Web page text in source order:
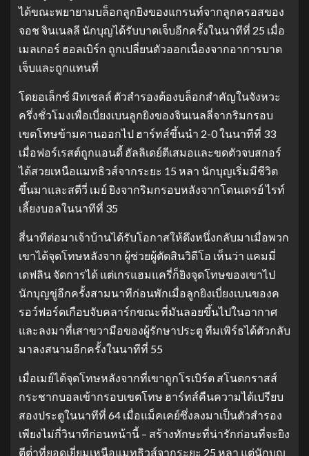
ได้ขณะพยายามบล็อกลูกยิงของแกรนท์จากลูกครอสของ
จอช จินเนลลี นักบุญได้รับบาดเจ็บอีกครั้งในนาทีที่ 25 เมื่อ
เมลเกอร์ ฮอลเบิร์ก ถูกเปลี่ยนตัวออกเนื่องจากอาการบาด
เจ็บและถูกแทนที่
โดยอเล็กซ์ มิทเชลล์ ตัวสํารองต้องบล็อกสําคัญในจังหวะ
ครึ่งชั่วโมงเพื่อเบี่ยงเบนลูกยิงของจินเนลลี่จากริมกรอบ
เขตโทษข้ามคานออกไป ฮาร์ทส์ขึ้นนํา 2-0 ในนาทีที่ 33
เมื่อฟอร์เรสต์ถูกแอนดี้ ฮัลลิเดย์ตีเสมอและขดตัวจบสกอร์
ได้สวยเหนือแมทธิวส์จากระยะ 15 หลา นักบุญเริ่มมีชีวิต
ขึ้นมาและสตีวี่ เมย์ ยิงจากริมกรอบหลังจากโดนเดรย์ ไรท์
เลี้ยงบอลในนาทีที่ 35
สี่นาทีต่อมาเจ้าบ้านได้รับโอกาสให้ดึงหนึ่งกลับมาเมื่อพวก
เขาได้จุดโทษหลังจาก ผู้ช่วยผู้ตัดสินวิดีโอ เห็นว่า แคมมี่
เดฟลิน จัดการได้ แต่เกรแฮมแครี่ก็ยิงจุดโทษของเขาไป
นักบุญขู่อีกครั้งสามนาทีก่อนพักเมื่อลูกยิงเบี่ยงเบนของค
รอว์ฟอร์ดเกือบจับคลาร์กขณะที่มันลอยขึ้นไปในอากาศ
และลงมาที่เสาขวามือของผู้รักษาประตู ทีมเพิร์ธได้ตัวกลับ
มาลงสนามอีกครั้งในนาทีที่ 55
เมื่อเมย์ได้จุดโทษหลังจากที่เขาถูกโรเบิร์ต สโนดกราสส์
กระชากบอลเข้ากรอบเขตโทษ ฮาร์ทส์คืนความได้เปรียบ
สองประตูในนาทีที่ 64 เมื่อแม็คเคย์ซึ่งลงมาเป็นตัวสํารอง
เพียงไม่กี่วินาทีก่อนหน้านี้ – สร้างทักษะที่น่ารักก่อนที่จะยิง
ตีต่ําที่ยอดเยี่ยมเหนือแมทธิวส์จากระยะ 25 หลา แต่นักบุญ